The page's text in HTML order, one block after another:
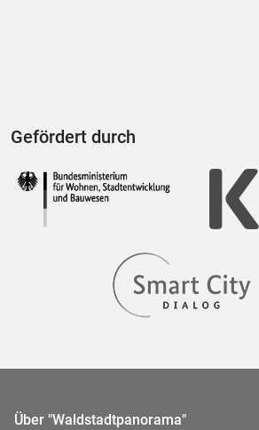
Gefördert durch
Über "Waldstadtpanorama"